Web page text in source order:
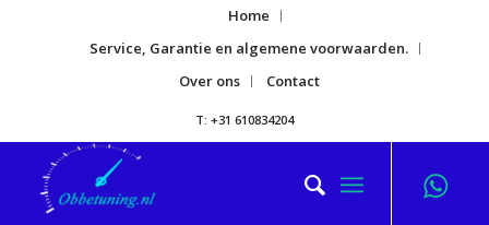
Home
Service, Garantie en algemene voorwaarden.
Over ons
Contact
T: +31 610834204